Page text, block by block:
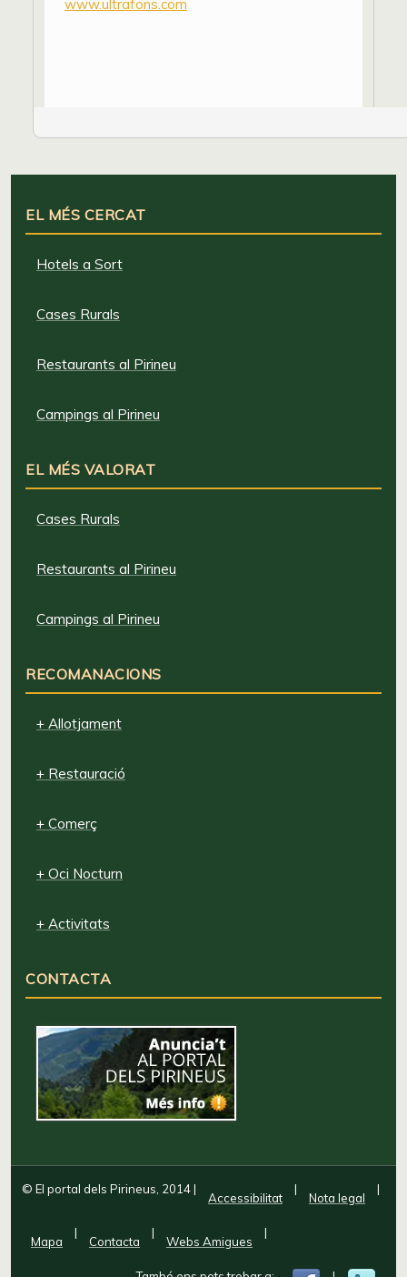
www.ultrafons.com
EL MÉS CERCAT
Hotels a Sort
Cases Rurals
Restaurants al Pirineu
Campings al Pirineu
EL MÉS VALORAT
Cases Rurals
Restaurants al Pirineu
Campings al Pirineu
RECOMANACIONS
+ Allotjament
+ Restauració
+ Comerç
+ Oci Nocturn
+ Activitats
CONTACTA
© El portal dels Pirineus, 2014|
Accessibilitat
|
Nota legal
|
Mapa
|
Contacta
|
Webs Amigues
|